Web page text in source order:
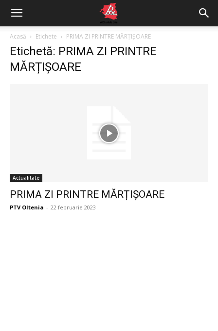
Acasă Etichete PRIMA ZI PRINTRE MĂRȚIȘOARE
Etichetă: PRIMA ZI PRINTRE
MĂRȚIȘOARE
Actualitate
PRIMA ZI PRINTRE MĂRȚIȘOARE
PTV Oltenia - 22 februarie 2023